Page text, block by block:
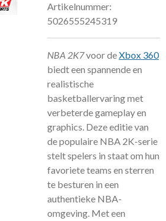
Artikelnummer:
5026555245319
NBA 2K7voor deXbox 360
biedt een spannende en
realistische
basketballervaring met
verbeterde gameplay en
graphics. Deze editie van
de populaire NBA 2K-serie
stelt spelers in staat om hun
favoriete teams en sterren
te besturen in een
authentieke NBA-
omgeving. Met een